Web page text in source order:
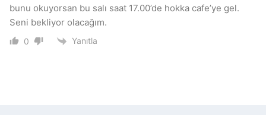
bunu okuyorsan bu salı saat 17.00’de hokka cafe’ye gel.
Seni bekliyor olacağım.
0 Yanıtla